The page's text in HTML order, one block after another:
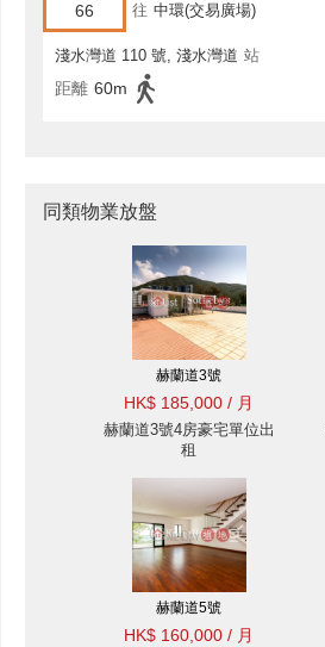
66 往 中環(交易廣場)
淺水灣道 110 號, 淺水灣道 站
距離 60m
同類物業放盤
赫蘭道3號
HK$ 185,000 / 月
赫蘭道3號4房豪宅單位出
租
赫蘭道5號
HK$ 160,000 / 月